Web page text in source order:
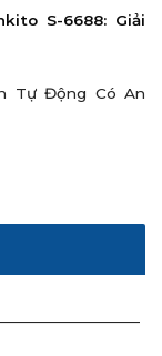
S-6688: Giải
Tự Động Có An